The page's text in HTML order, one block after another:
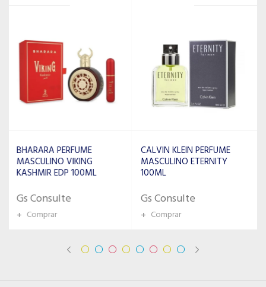
CALVIN KLEIN PERFUME
MASCULINO ETERNITY
100ML
Gs Consulte
+ Comprar
PACO RABANNE PERFUME
MASCULINO MILLION
GOLD EDP INTENSE 100ML
Gs Consulte
+ Comprar